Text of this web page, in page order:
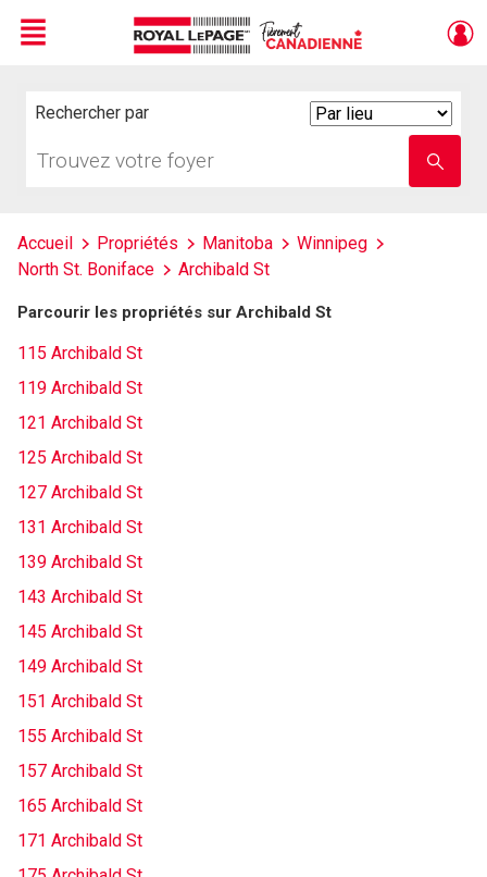
Menu
Rechercher par
votre
nom
Accueil Propriétés Manitoba
Winnipeg
North St. Boniface
Archibald St
Parcourir les propriétés sur Archibald St
115 Archibald St
119 Archibald St
121 Archibald St
125 Archibald St
127 Archibald St
131 Archibald St
139 Archibald St
143 Archibald St
145 Archibald St
149 Archibald St
151 Archibald St
155 Archibald St
157 Archibald St
165 Archibald St
171 Archibald St